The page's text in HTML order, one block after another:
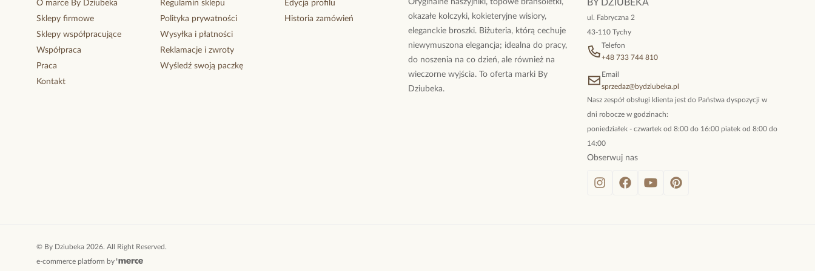
O marce By Dziubeka
Sklepy firmowe
Sklepy współpracujące
Współpraca
Praca
Kontakt
Regulamin sklepu
Polityka prywatności
Wysyłka i płatności
Reklamacje i zwroty
Wyśledź swoją paczkę
Edycja profilu
Historia zamówień
Oryginalne naszyjniki, topowe bransoletki,
okazałe kolczyki, kokieteryjne wisiory,
eleganckie broszki. Biżuteria, którą cechuje
niewymuszona elegancja; idealna do pracy,
do noszenia na co dzień, ale również na
wieczorne wyjścia. To oferta marki By
Dziubeka.
BY DZIUBEKA
ul. Fabryczna 2
43-110 Tychy
Telefon
+48 733 744 810
Email
sprzedaz@bydziubeka.pl
Nasz zespół obsługi klienta jest do Państwa dyspozycji w
dni robocze w godzinach:
poniedziałek - czwartek od 8:00 do 16:00 piatek od 8:00 do
14:00
Obserwuj nas
© By Dziubeka 2026. All Right Reserved.
e-commerce platform by